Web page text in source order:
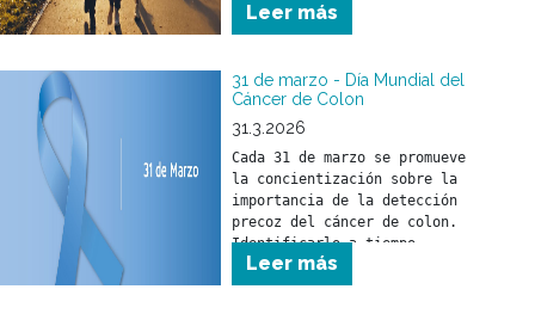
Leer más
31 de marzo - Día Mundial del
Cáncer de Colon
31.3.2026
Cada 31 de marzo se promueve
la concientización sobre la
importancia de la detección
precoz del cáncer de colon.
Identificarlo a tiempo
permite iniciar un
tratamiento oportuno y
Leer más